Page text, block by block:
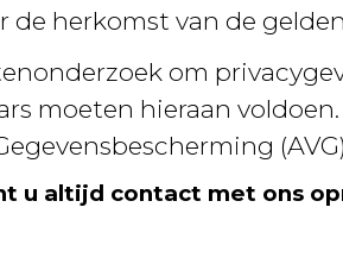
de herkomst van de
om
moeten hieraan
u altijd contact met ons